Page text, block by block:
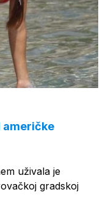
američke
uživala je
gradskoj